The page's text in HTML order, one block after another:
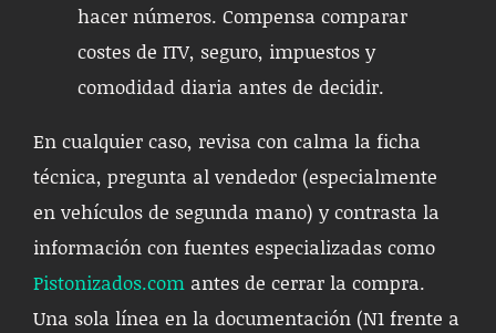
hacer números. Compensa comparar
costes de ITV, seguro, impuestos y
comodidad diaria antes de decidir.
En cualquier caso, revisa con calma la ficha
técnica, pregunta al vendedor (especialmente
en vehículos de segunda mano) y contrasta la
información con fuentes especializadas como
Pistonizados.com antes de cerrar la compra.
Una sola línea en la documentación (N1 frente a